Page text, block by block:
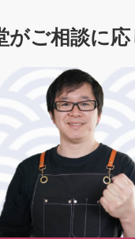
がご相談に